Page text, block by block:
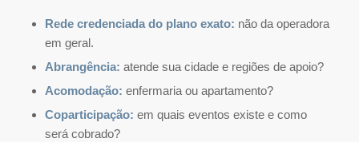
Rede credenciada do plano exato: não da operadora
em geral.
Abrangência: atende sua cidade e regiões de apoio?
Acomodação: enfermaria ou apartamento?
Coparticipação: em quais eventos existe e como
será cobrado?